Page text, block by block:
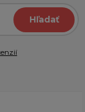
Hľadať